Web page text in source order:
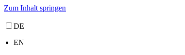
Zum Inhalt springen
DE
EN